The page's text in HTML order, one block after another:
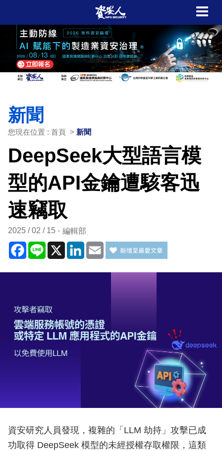
新聞
您現在位置 : 首頁 > 新聞
DeepSeek大型語言模
型的API金鑰遭駭客迅
速竊取
2025 / 02 / 15 編輯部
Facebook
Line X LinkedIn
Email
資安研究人員發現，複雜的「LLM 劫持」攻擊已成
功取得 DeepSeek 模型的未經授權存取權限，這類